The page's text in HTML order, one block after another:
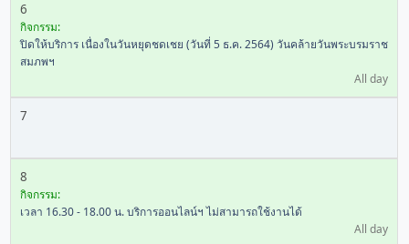
6
กิจกรรม:
ปิดให้บริการ เนื่องในวันหยุดชดเชย (วันที่ 5 ธ.ค. 2564) วันคล้ายวันพระบรมราช
สมภพฯ
All day
7
8
กิจกรรม:
เวลา 16.30 - 18.00 น. บริการออนไลน์ฯ ไม่สามารถใช้งานได้
All day